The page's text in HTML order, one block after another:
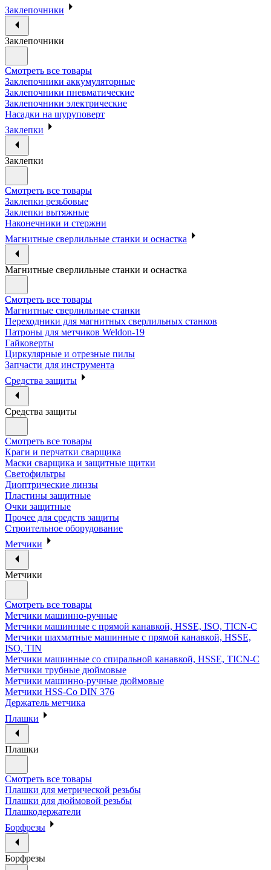
Заклепочники
Заклепочники
Смотреть все товары
Заклепочники аккумуляторные
Заклепочники пневматические
Заклепочники электрические
Насадки на шуруповерт
Заклепки
Заклепки
Смотреть все товары
Заклепки резьбовые
Заклепки вытяжные
Наконечники и стержни
Магнитные сверлильные станки и оснастка
Магнитные сверлильные станки и оснастка
Смотреть все товары
Магнитные сверлильные станки
Переходники для магнитных сверлильных станков
Патроны для метчиков Weldon-19
Гайковерты
Циркулярные и отрезные пилы
Запчасти для инструмента
Средства защиты
Средства защиты
Смотреть все товары
Краги и перчатки сварщика
Маски сварщика и защитные щитки
Светофильтры
Диоптрические линзы
Пластины защитные
Очки защитные
Прочее для средств защиты
Строительное оборудование
Метчики
Метчики
Смотреть все товары
Метчики машинно-ручные
Метчики машинные с прямой канавкой, HSSE, ISO, TICN-C
Метчики шахматные машинные с прямой канавкой, HSSE,
ISO, TIN
Метчики машинные со спиральной канавкой, HSSE, TICN-C
Метчики трубные дюймовые
Метчики машинно-ручные дюймовые
Метчики HSS-Co DIN 376
Держатель метчика
Плашки
Плашки
Смотреть все товары
Плашки для метрической резьбы
Плашки для дюймовой резьбы
Плашкодержатели
Борфрезы
Борфрезы